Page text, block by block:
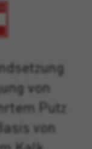
von
Putz
von